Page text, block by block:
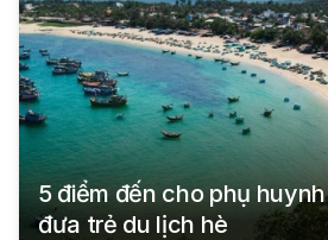
5 điểm đến cho phụ huynh
đưa trẻ du lịch hè